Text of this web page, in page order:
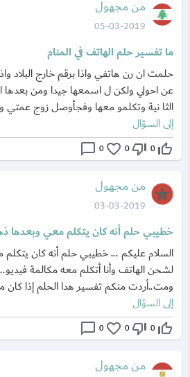
من مجهول
05-03-2019
ما تفسير حلم الهاتف في المنام
حلمت ان رن هاتفي واذا برقم خارج البلاد
عن احولي ولكن ل اسمعها جيدا ومن بعدها
الثا نية وتكلمو معها وفجأوصل زوج عمتي
إلى السؤال
thumb_up_off_alt
0
thumb_down_off_alt
0
favorite_border
0
chat_bubble_outline
من مجهول
03-03-2019
خطيبي حلم أنه كان يتكلم معي وبعدها
السلام عليكم ... خطيبي حلم أنه كان
لشحن الهاتف وأنا أتكلم معه مكالمة
ومت..أردت منكم تفسير هدا الحلم إذا كان
إلى السؤال
thumb_up_off_alt
0
thumb_down_off_alt
0
favorite_border
0
chat_bubble_outline
من مجهول